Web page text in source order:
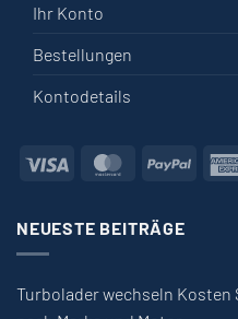
Ihr Konto
Bestellungen
Kontodetails
Visa MasterCardPayPal
NEUESTE BEITRÄGE
Turbolader wechseln